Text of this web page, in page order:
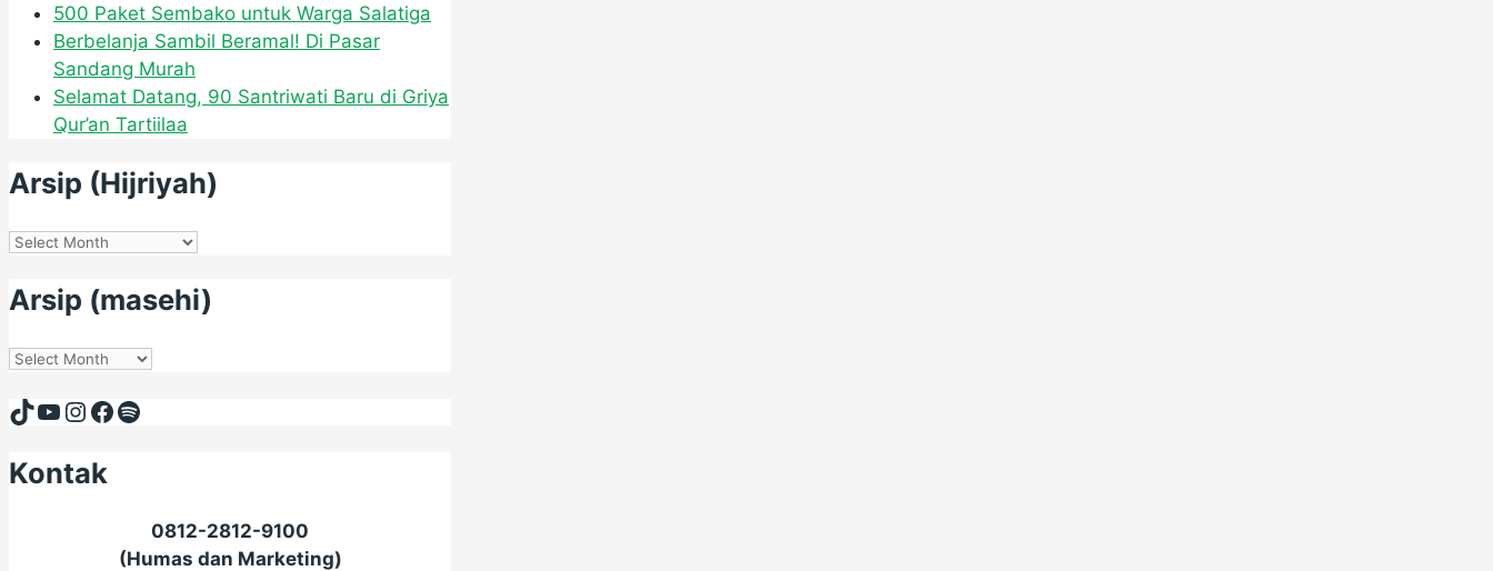
500 Paket Sembako untuk Warga Salatiga
Berbelanja Sambil Beramal! Di Pasar
Sandang Murah
Selamat Datang, 90 Santriwati Baru di Griya
Qur’an Tartiilaa
Arsip (Hijriyah)
Arsip
Arsip (masehi)
Arsip
TikTok
YouTube
Instagram
Facebook
Spotify
Kontak
0812-2812-9100
(Humas dan Marketing)